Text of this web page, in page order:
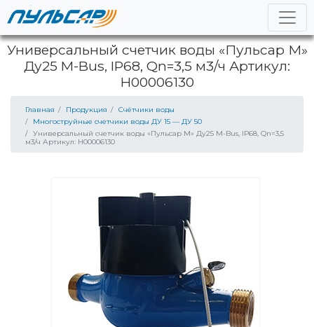
Универсальный счетчик воды «Пульсар М»
Ду25 M-Bus, IP68, Qn=3,5 м3/ч Артикул:
H00006130
Главная Продукция
Счётчики воды
Многоструйные счетчики воды ДУ 15 — ДУ 50
Универсальный счетчик воды «Пульсар М» Ду25 M-Bus, IP68, Qn=3,5
м3/ч Артикул: H00006130